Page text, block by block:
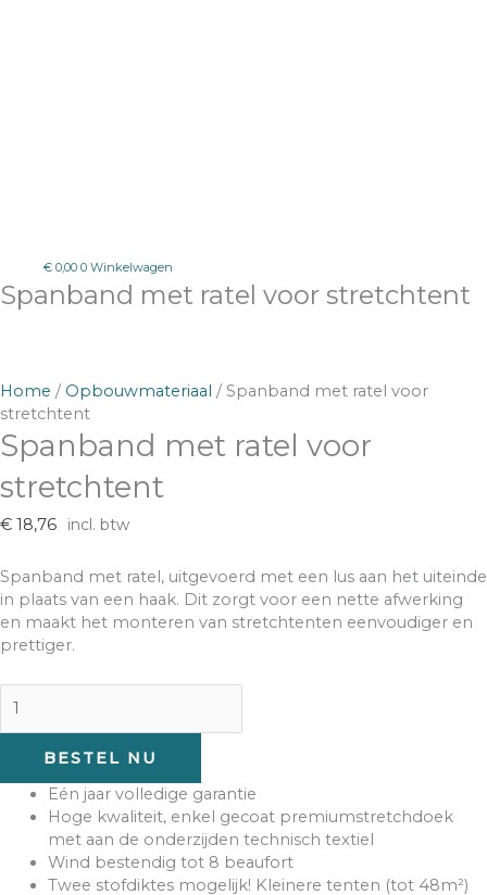
€ 0,00 0 Winkelwagen
Spanband met ratel voor stretchtent
Home / Opbouwmateriaal / Spanband met ratel voor
stretchtent
Spanband met ratel voor
stretchtent
€ 18,76
Spanband met ratel, uitgevoerd met een lus aan het uiteinde
in plaats van een haak. Dit zorgt voor een nette afwerking
en maakt het monteren van stretchtenten eenvoudiger en
prettiger.
BESTEL NU
Eén jaar volledige garantie
Hoge kwaliteit, enkel gecoat premiumstretchdoek
met aan de onderzijden technisch textiel
Wind bestendig tot 8 beaufort
Twee stofdiktes mogelijk! Kleinere tenten (tot 48m²)